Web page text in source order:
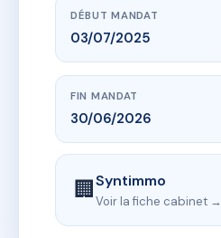
DÉBUT MANDAT
03/07/2025
FIN MANDAT
30/06/2026
🏢Syntimmo
Voir la fiche cabinet →